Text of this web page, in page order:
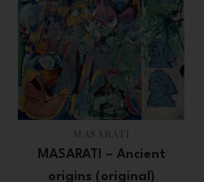
MA$ARATI
MASARATI – Ancient
origins (original)